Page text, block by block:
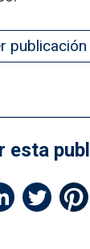
publicación
esta